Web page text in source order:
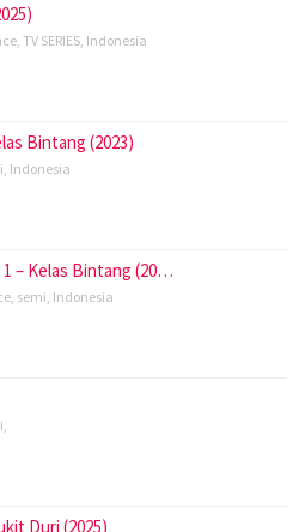
TV SERIES Indonesia
Bintang (2023)
Indonesia
– Kelas Bintang (20…
semi Indonesia
Duri (2025)